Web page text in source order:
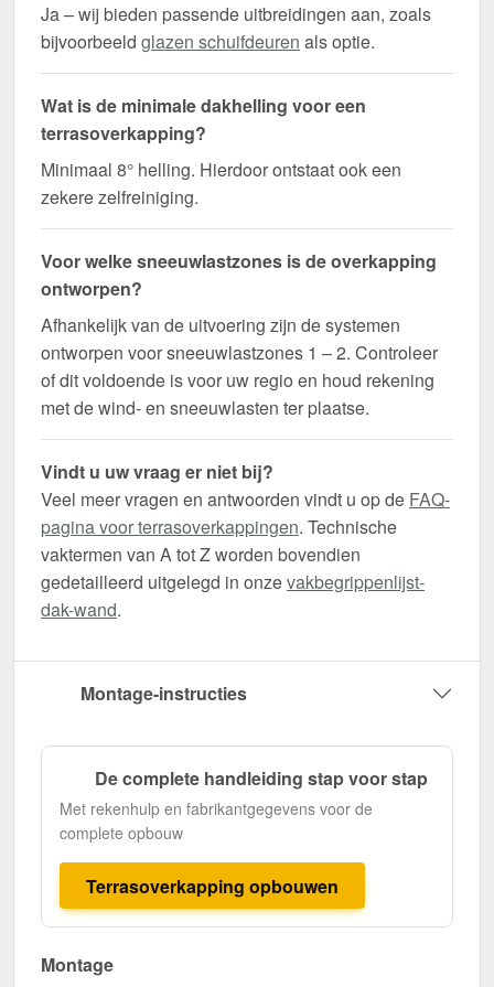
Ja – wij bieden passende uitbreidingen aan, zoals
bijvoorbeeld glazen schuifdeuren als optie.
Wat is de minimale dakhelling voor een
terrasoverkapping?
Minimaal 8° helling. Hierdoor ontstaat ook een
zekere zelfreiniging.
Voor welke sneeuwlastzones is de overkapping
ontworpen?
Afhankelijk van de uitvoering zijn de systemen
ontworpen voor sneeuwlastzones 1 – 2. Controleer
of dit voldoende is voor uw regio en houd rekening
met de wind- en sneeuwlasten ter plaatse.
Vindt u uw vraag er niet bij?
Veel meer vragen en antwoorden vindt u op de FAQ-
pagina voor terrasoverkappingen. Technische
vaktermen van A tot Z worden bovendien
gedetailleerd uitgelegd in onzevakbegrippenlijst-
dak-wand.
Montage-instructies
De complete handleiding stap voor stap
Met rekenhulp en fabrikantgegevens voor de
complete opbouw
Terrasoverkapping opbouwen
Montage